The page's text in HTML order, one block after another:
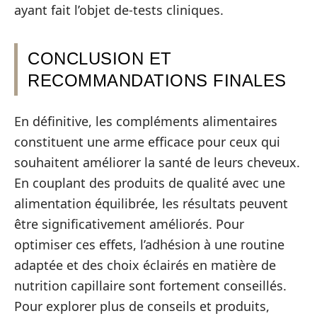
ayant fait l’objet de-tests cliniques.
CONCLUSION ET
RECOMMANDATIONS FINALES
En définitive, les compléments alimentaires
constituent une arme efficace pour ceux qui
souhaitent améliorer la santé de leurs cheveux.
En couplant des produits de qualité avec une
alimentation équilibrée, les résultats peuvent
être significativement améliorés. Pour
optimiser ces effets, l’adhésion à une routine
adaptée et des choix éclairés en matière de
nutrition capillaire sont fortement conseillés.
Pour explorer plus de conseils et produits,